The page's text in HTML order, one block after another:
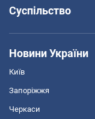
Суспільство
Новини України
Київ
Запоріжжя
Черкаси